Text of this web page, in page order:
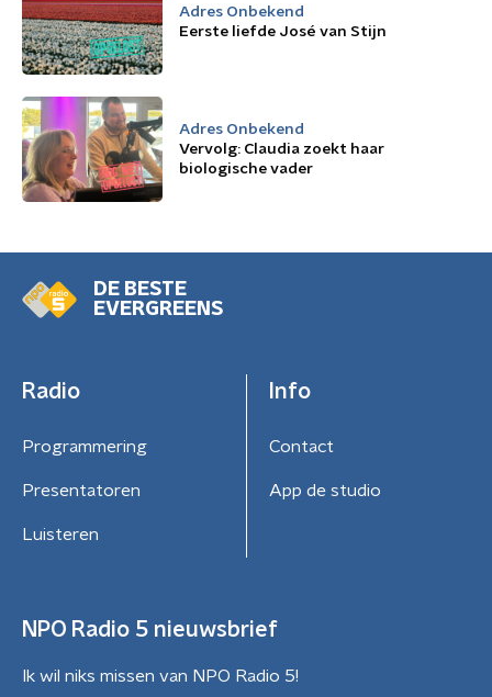
Adres Onbekend
Eerste liefde José van Stijn
Adres Onbekend
Vervolg: Claudia zoekt haar
biologische vader
DE BESTE
EVERGREENS
Radio
Programmering
Presentatoren
Luisteren
Info
Contact
App de studio
NPO Radio 5 nieuwsbrief
Ik wil niks missen van NPO Radio 5!